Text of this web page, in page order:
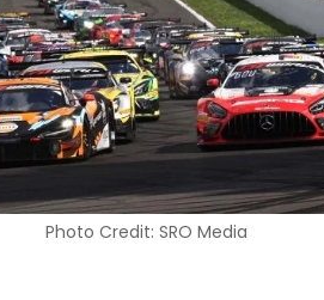
Photo Credit: SRO Media